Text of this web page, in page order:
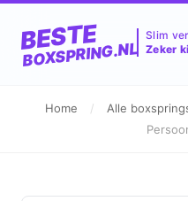
BESTE
BOXSPRING.NL
Slim
Zeker
Home / Alle